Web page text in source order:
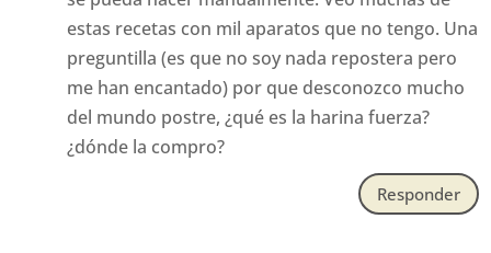
estas recetas con mil aparatos que no tengo. Una
preguntilla (es que no soy nada repostera pero
me han encantado) por que desconozco mucho
del mundo postre, ¿qué es la harina fuerza?
¿dónde la compro?
Responder